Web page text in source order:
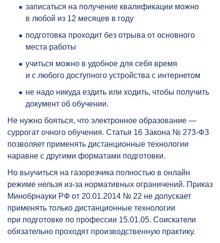
записаться на получение квалификации можно
в любой из 12 месяцев в году
подготовка проходит без отрыва от основного
места работы
учиться можно в удобное для себя время
и с любого доступного устройства с интернетом
не надо никуда ездить или ходить, чтобы получить
документ об обучении.
Не нужно бояться, что электронное образование —
суррогат очного обучения. Статья 16 Закона № 273-ФЗ
позволяет применять дистанционные технологии
наравне с другими форматами подготовки.
Но выучиться на газорезчика полностью в онлайн
режиме нельзя из-за нормативных ограничений. Приказ
Минобрнауки РФ от 20.01.2014 № 22 не допускает
применять только дистанционные технологии
при подготовке по профессии 15.01.05. Соискатели
обязательно проходят производственную практику.